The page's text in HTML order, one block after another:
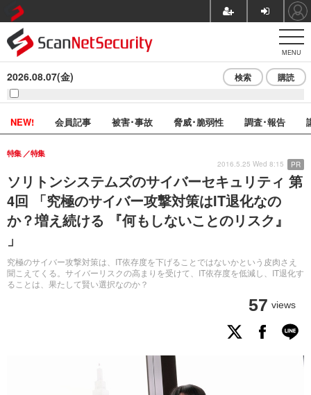
MENU
2026.08.07(金) 検索 購読
NEW! 会員記事 被害･事故 脅威･脆弱性 調査･報告
ソリトンシステムズのサイバーセキュリティ 第
4回 「究極のサイバー攻撃対策はIT退化なの
か？増え続ける 『何もしないことのリスク』
」
究極のサイバー攻撃対策は、IT依存度を下げることではないかという皮肉さえ
聞こえてくる。サイバーリスクの高まりを受けて、IT依存度を低減し、IT退化す
ることは、果たして賢い選択なのか？
特集 特集
57 views
2016.5.25 Wed 8:15 PR